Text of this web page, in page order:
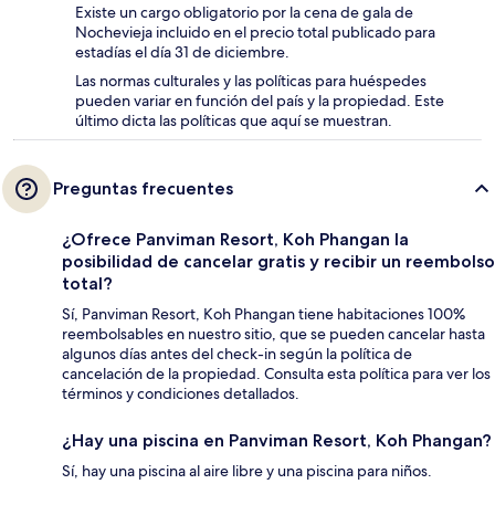
Existe un cargo obligatorio por la cena de gala de
Nochevieja incluido en el precio total publicado para
estadías el día 31 de diciembre.
Las normas culturales y las políticas para huéspedes
pueden variar en función del país y la propiedad. Este
último dicta las políticas que aquí se muestran.
Preguntas frecuentes
¿Ofrece Panviman Resort, Koh Phangan la
posibilidad de cancelar gratis y recibir un reembolso
total?
Sí, Panviman Resort, Koh Phangan tiene habitaciones 100%
reembolsables en nuestro sitio, que se pueden cancelar hasta
algunos días antes del check-in según la política de
cancelación de la propiedad. Consulta esta política para ver los
términos y condiciones detallados.
¿Hay una piscina en Panviman Resort, Koh Phangan?
Sí, hay una piscina al aire libre y una piscina para niños.